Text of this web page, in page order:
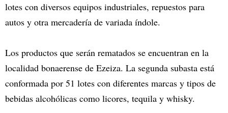
lotes con diversos equipos industriales, repuestos para
autos y otra mercadería de variada índole.
Los productos que serán rematados se encuentran en la
localidad bonaerense de Ezeiza. La segunda subasta está
conformada por 51 lotes con diferentes marcas y tipos de
bebidas alcohólicas como licores, tequila y whisky.